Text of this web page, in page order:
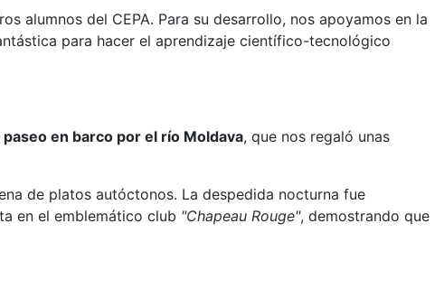
alumnos del CEPA. Para su desarrollo, nos apoyamos en la
para hacer el aprendizaje científico-tecnológico
paseo en barco por el río Moldava, que nos regaló unas
de platos autóctonos. La despedida nocturna fue
en el emblemático club "Chapeau Rouge", demostrando que